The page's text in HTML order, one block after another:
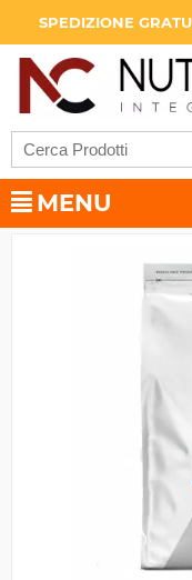
SPEDIZIONE
MENU